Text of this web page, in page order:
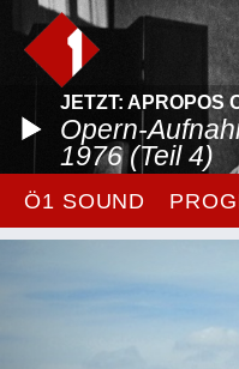
JETZT: APROPOS
Opern-
1976 (Teil 4)
Ö1 SOUND